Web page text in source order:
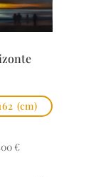
(cm)
€